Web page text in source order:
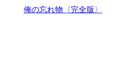
俺の忘れ物〈完全版〉